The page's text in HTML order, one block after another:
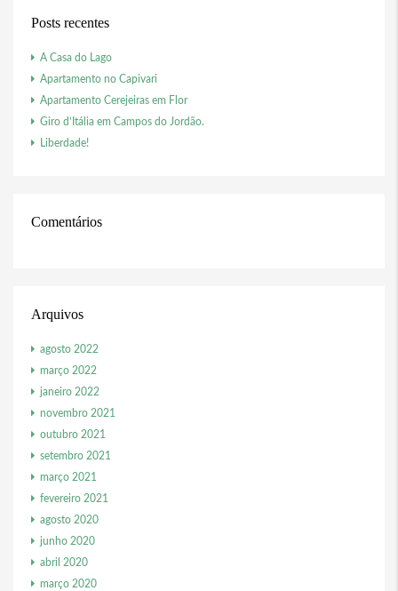
Posts recentes
A Casa do Lago
Apartamento no Capivari
Apartamento Cerejeiras em Flor
Giro d’Itália em Campos do Jordão.
Liberdade!
Comentários
Arquivos
agosto 2022
março 2022
janeiro 2022
novembro 2021
outubro 2021
setembro 2021
março 2021
fevereiro 2021
agosto 2020
junho 2020
abril 2020
março 2020